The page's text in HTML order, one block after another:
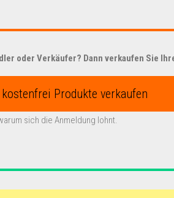
oder Verkäufer? Dann verkaufen Sie
Produkte verkaufen
sich die Anmeldung lohnt.